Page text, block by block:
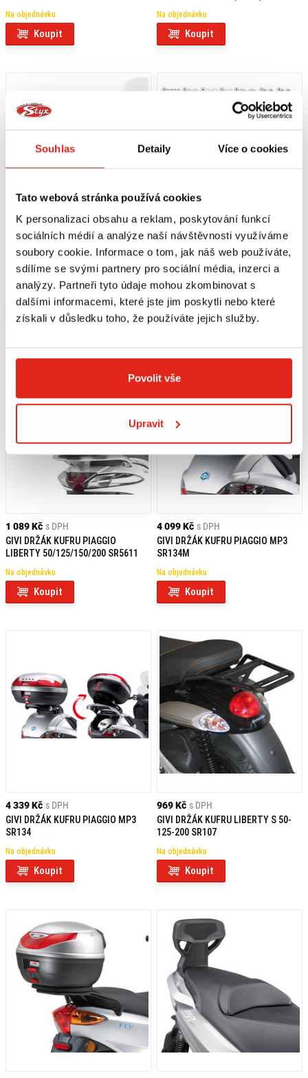
Souhlas Detaily Více o cookies
Tato webová stránka používá cookies
K personalizaci obsahu a reklam, poskytování funkcí
sociálních médií a analýze naší návštěvnosti využíváme
soubory cookie. Informace o tom, jak náš web používáte,
sdílíme se svými partnery pro sociální média, inzerci a
analýzy. Partneři tyto údaje mohou zkombinovat s
dalšími informacemi, které jste jim poskytli nebo které
získali v důsledku toho, že používáte jejich služby.
Povolit vše
Upravit
Na objednávku
Koupit
Na objednávku
Koupit
1 929 Kč
GIVI ZADNÍ NOSIČ PIAGGIO MP3
300IE/500IE SR5609
Na objednávku
Koupit
1 549 Kč
s DPH
GIVI DRŽÁK KUFRU PIAGGIO MP3
300IE SPORT/BUSINESS/MP3 500IE
SPORT/BUSINESS SR5609M
Koupit
1 089 Kč s DPH
GIVI DRŽÁK KUFRU PIAGGIO
LIBERTY 50/125/150/200 SR5611
Na objednávku
Koupit
4 099 Kč s DPH
GIVI DRŽÁK KUFRU PIAGGIO MP3
SR134M
Na objednávku
Koupit
4 339 Kč s DPH
GIVI DRŽÁK KUFRU PIAGGIO MP3
SR134
Na objednávku
Koupit
969 Kč s DPH
GIVI DRŽÁK KUFRU LIBERTY S 50-
125-200 SR107
Na objednávku
Koupit